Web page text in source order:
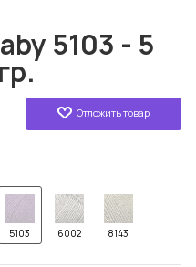
5103 - 5
Отложить товар
5103 6002 8143